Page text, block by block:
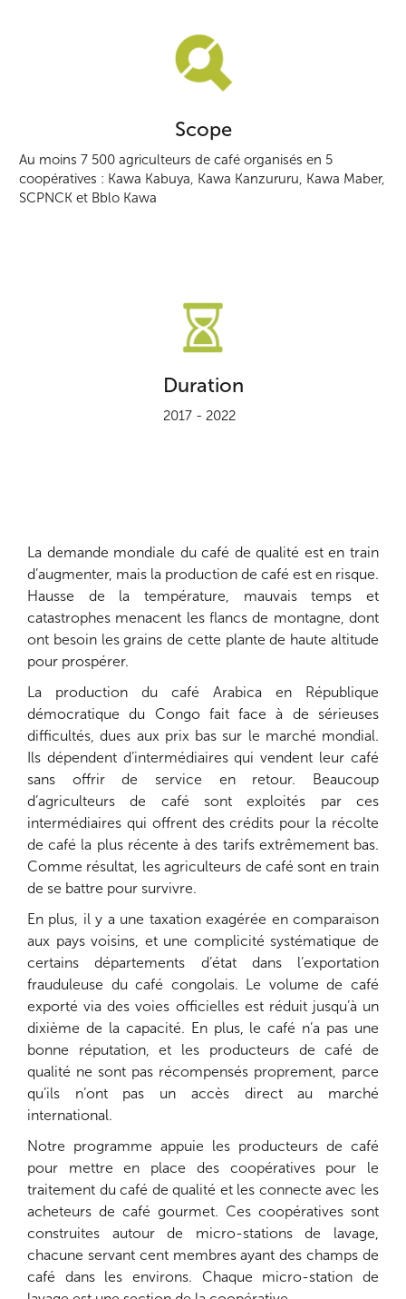
Scope
Au moins 7 500 agriculteurs de café organisés en 5
coopératives : Kawa Kabuya, Kawa Kanzururu, Kawa Maber,
SCPNCK et Bblo Kawa
Duration
2017 - 2022
La demande mondiale du café de qualité est en train
d’augmenter, mais la production de café est en risque.
Hausse de la température, mauvais temps et
catastrophes menacent les flancs de montagne, dont
ont besoin les grains de cette plante de haute altitude
pour prospérer.
La production du café Arabica en République
démocratique du Congo fait face à de sérieuses
difficultés, dues aux prix bas sur le marché mondial.
Ils dépendent d’intermédiaires qui vendent leur café
sans offrir de service en retour. Beaucoup
d’agriculteurs de café sont exploités par ces
intermédiaires qui offrent des crédits pour la récolte
de café la plus récente à des tarifs extrêmement bas.
Comme résultat, les agriculteurs de café sont en train
de se battre pour survivre.
En plus, il y a une taxation exagérée en comparaison
aux pays voisins, et une complicité systématique de
certains départements d’état dans l’exportation
frauduleuse du café congolais. Le volume de café
exporté via des voies officielles est réduit jusqu’à un
dixième de la capacité. En plus, le café n’a pas une
bonne réputation, et les producteurs de café de
qualité ne sont pas récompensés proprement, parce
qu’ils n’ont pas un accès direct au marché
international.
Notre programme appuie les producteurs de café
pour mettre en place des coopératives pour le
traitement du café de qualité et les connecte avec les
acheteurs de café gourmet. Ces coopératives sont
construites autour de micro-stations de lavage,
chacune servant cent membres ayant des champs de
café dans les environs. Chaque micro-station de